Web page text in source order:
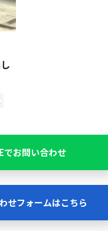
でお問い合わせ
せフォームはこちら